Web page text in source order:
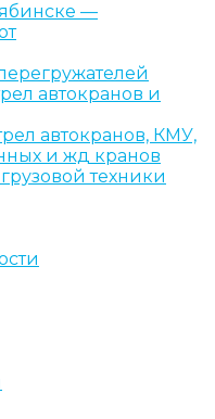
—
автокранов и
автокранов, КМУ,
и жд кранов
техники